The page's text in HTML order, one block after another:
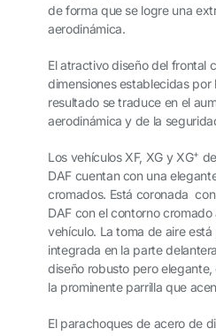
de forma que se logre una
aerodinámica.
El atractivo diseño del frontal
dimensiones establecidas por
resultado se traduce en el
aerodinámica y de la
Los vehículos XF, XG y XG+
DAF cuentan con una
cromados. Está coronada
DAF con el contorno
vehículo. La toma de aire
integrada en la parte
diseño robusto pero
la prominente parrilla que
El parachoques de acero de